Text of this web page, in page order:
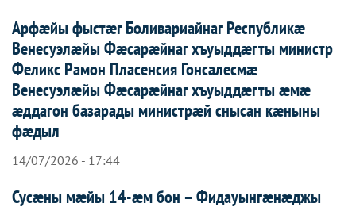
Арфæйы фыстæг Боливариайнаг Республикæ
Венесуэлæйы Фæсарæйнаг хъуыддæгты министр
Феликс Рамон Пласенсия Гонсалесмæ
Венесуэлæйы Фæсарæйнаг хъуыддæгты æмæ
æддагон базарады министрæй снысан кæныны
фæдыл
14/07/2026 - 17:44
Сусæны мæйы 14-æм бон – Фидауынгæнæджы